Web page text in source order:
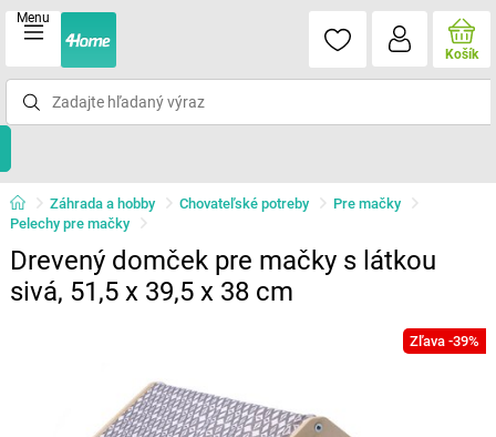
Menu
Košík
Záhrada a hobby Chovateľské potreby
Pre mačky
Pelechy pre mačky
Drevený domček pre mačky s látkou
sivá, 51,5 x 39,5 x 38 cm
Zľava -39%